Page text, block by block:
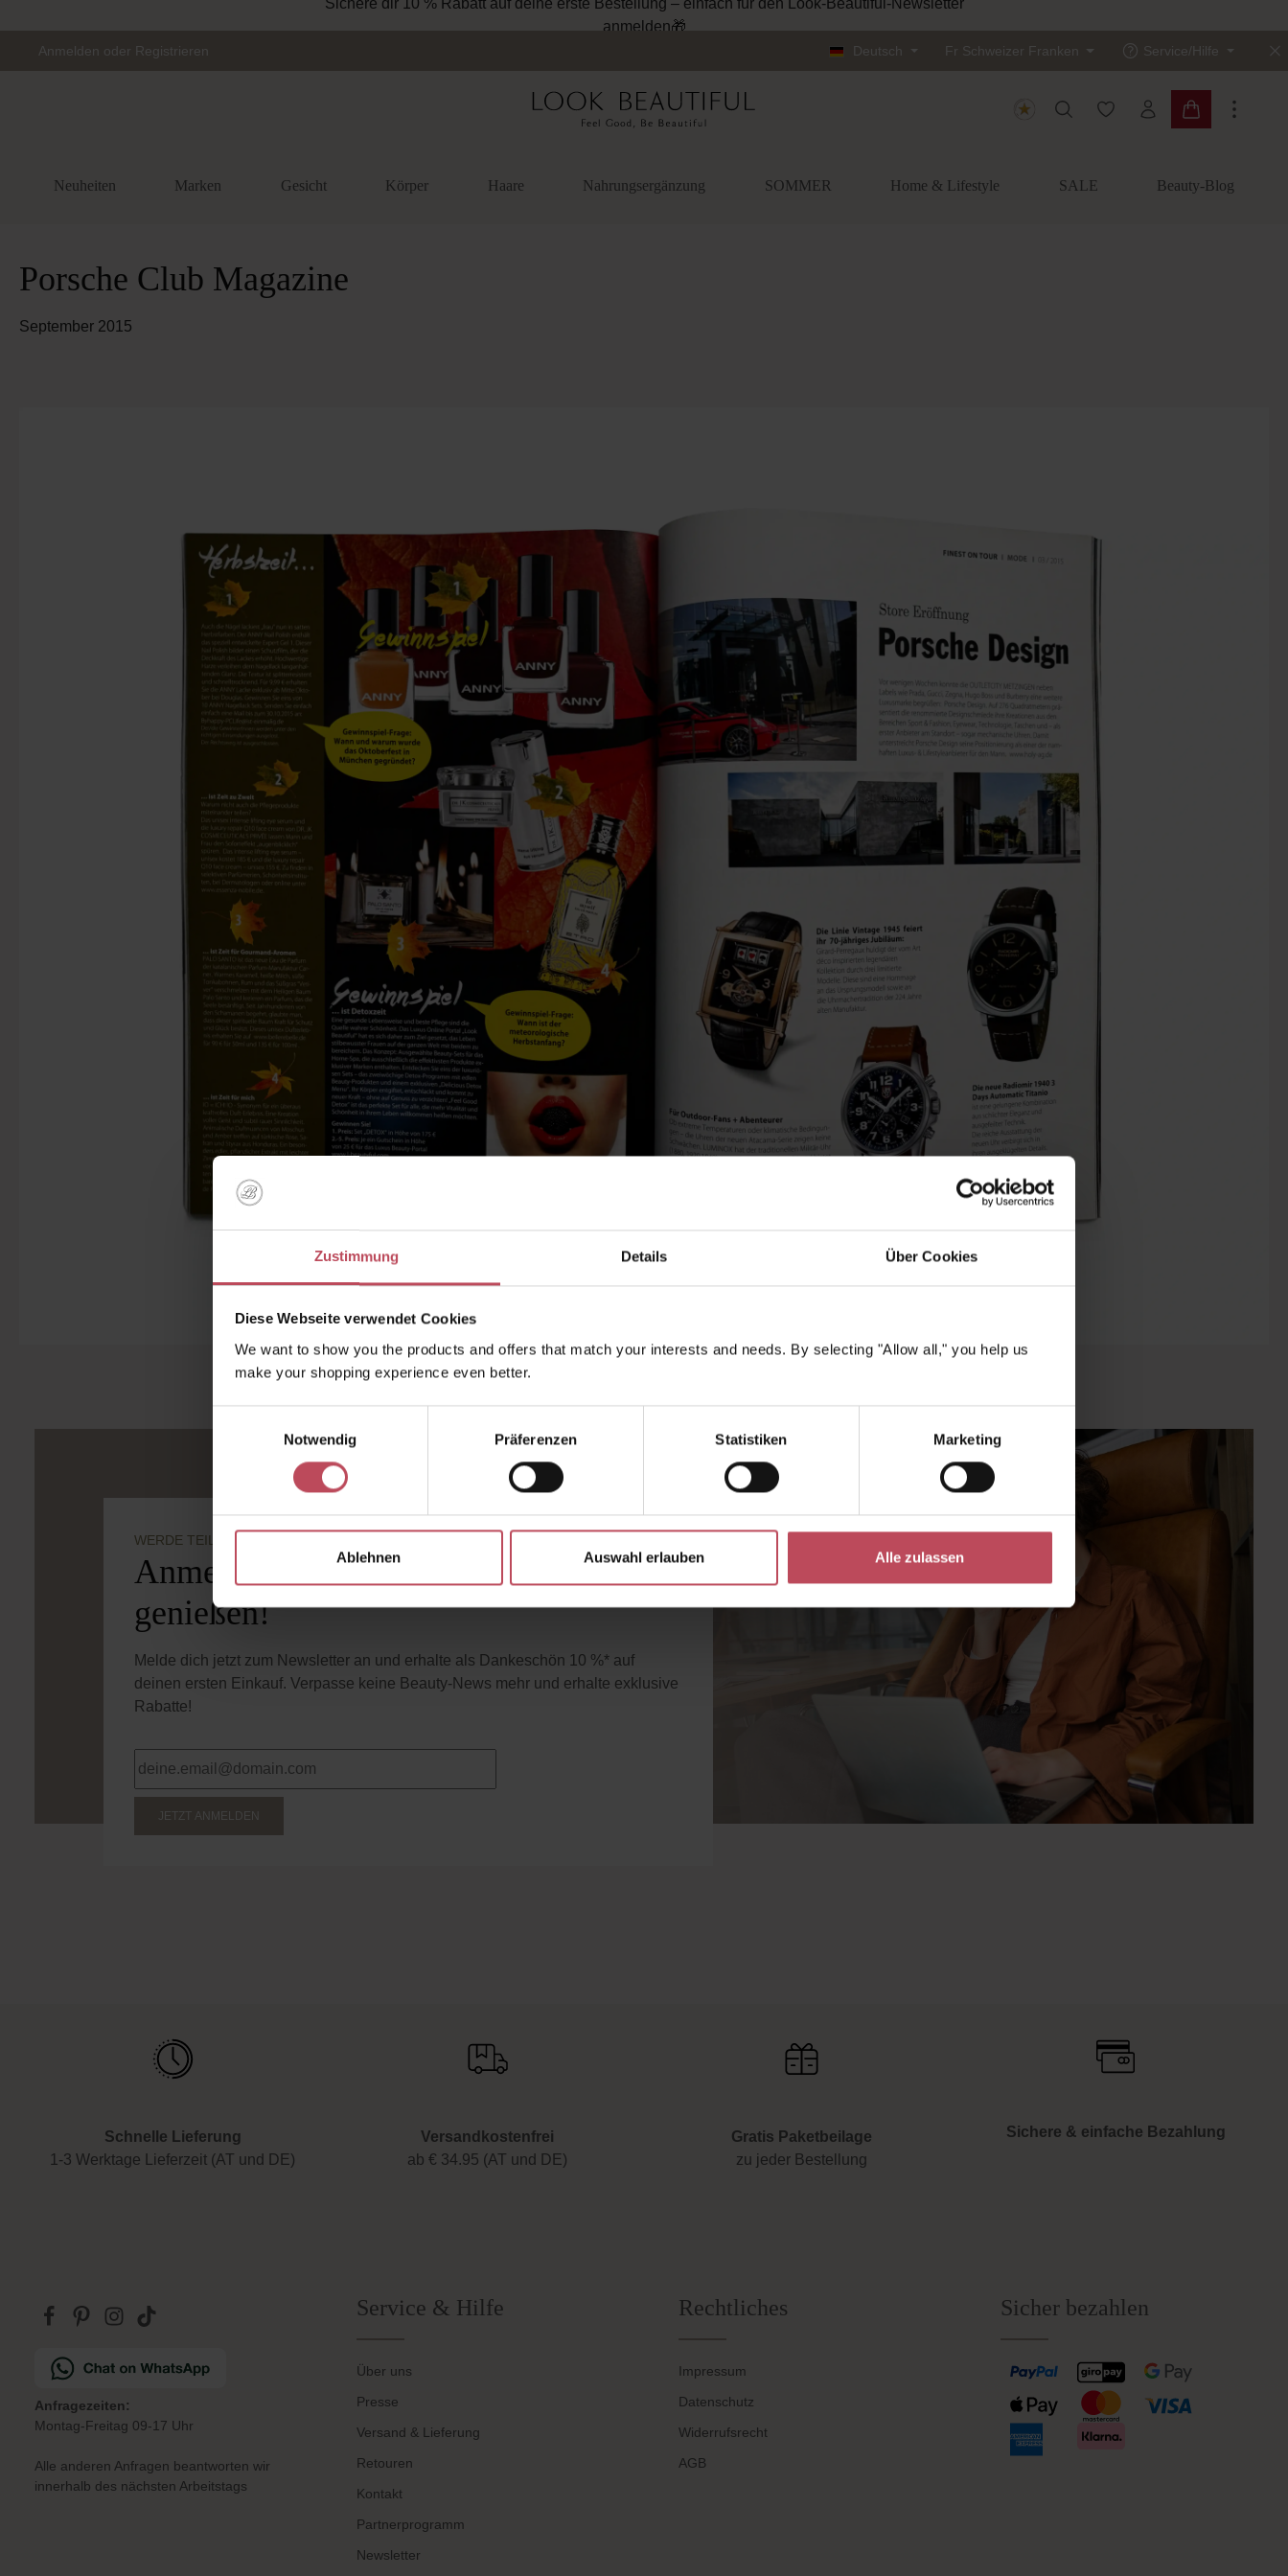
Zustimmung Details Über Cookies
Diese Webseite verwendet Cookies
We want to show you the products and offers that match your interests and needs. By selecting "Allow all," you help us
make your shopping experience even better.
Notwendig
Präferenzen Statistiken Marketing
Ablehnen Auswahl erlauben Alle zulassen
Sichere dir 10 % Rabatt auf deine erste Bestellung – einfach für den Look-Beautiful-Newsletter
anmelden🎁
Anmelden oder Registrieren Deutsch Fr Schweizer Franken Service/Hilfe
Du hast 0 Produkte auf
Warenkorb
Neuheiten Marken Gesicht Körper Haare Nahrungsergänzung SOMMER Home & Lifestyle SALE Beauty-Blog
Porsche Club Magazine
September 2015
WERDE TEIL DER LOOK BEAUTIFUL-FAMILIE
Anmelden & exklusive Vorteile
genießen!
Melde dich jetzt zum Newsletter an und erhalte als Dankeschön 10 %* auf
deinen ersten Einkauf. Verpasse keine Beauty-News mehr und erhalte exklusive
Rabatte!
JETZT ANMELDEN
Schnelle Lieferung
1-3 Werktage Lieferzeit (AT und DE)
Versandkostenfrei
ab € 34.95 (AT und DE)
Gratis Paketbeilage
zu jeder Bestellung
Sichere & einfache Bezahlung
Anfragezeiten:
Montag-Freitag 09-17 Uhr
Alle anderen Anfragen beantworten wir
innerhalb des nächsten Arbeitstags
Service & Hilfe
Über uns
Presse
Versand & Lieferung
Retouren
Kontakt
Partnerprogramm
Newsletter
Rechtliches
Impressum
Datenschutz
Widerrufsrecht
AGB
Sicher bezahlen